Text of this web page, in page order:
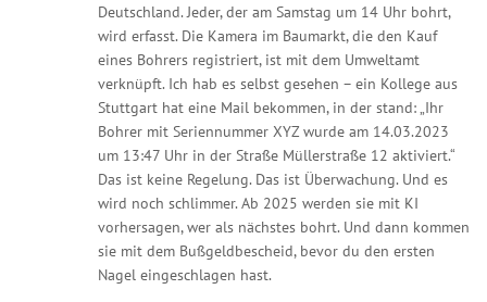
Deutschland. Jeder, der am Samstag um 14 Uhr bohrt,
wird erfasst. Die Kamera im Baumarkt, die den Kauf
eines Bohrers registriert, ist mit dem Umweltamt
verknüpft. Ich hab es selbst gesehen – ein Kollege aus
Stuttgart hat eine Mail bekommen, in der stand: „Ihr
Bohrer mit Seriennummer XYZ wurde am 14.03.2023
um 13:47 Uhr in der Straße Müllerstraße 12 aktiviert.“
Das ist keine Regelung. Das ist Überwachung. Und es
wird noch schlimmer. Ab 2025 werden sie mit KI
vorhersagen, wer als nächstes bohrt. Und dann kommen
sie mit dem Bußgeldbescheid, bevor du den ersten
Nagel eingeschlagen hast.